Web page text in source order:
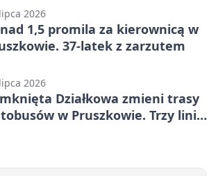
2026
1,5 promila za kierownicą w
37-latek z zarzutem
2026
Działkowa zmieni trasy
w Pruszkowie. Trzy linie